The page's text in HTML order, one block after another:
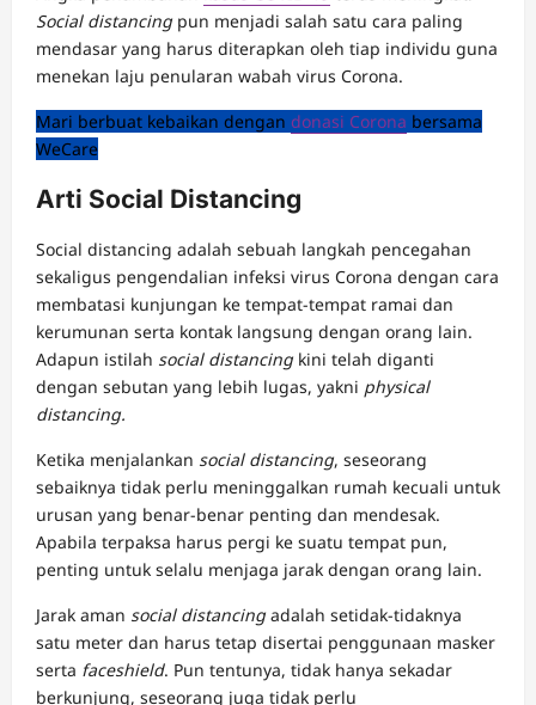
Social distancing pun menjadi salah satu cara paling
mendasar yang harus diterapkan oleh tiap individu guna
menekan laju penularan wabah virus Corona.
Mari berbuat kebaikan dengan donasi Corona bersama
WeCare
Arti Social Distancing
Social distancing adalah sebuah langkah pencegahan
sekaligus pengendalian infeksi virus Corona dengan cara
membatasi kunjungan ke tempat-tempat ramai dan
kerumunan serta kontak langsung dengan orang lain.
Adapun istilah social distancing kini telah diganti
dengan sebutan yang lebih lugas, yakni physical
distancing.
Ketika menjalankan social distancing, seseorang
sebaiknya tidak perlu meninggalkan rumah kecuali untuk
urusan yang benar-benar penting dan mendesak.
Apabila terpaksa harus pergi ke suatu tempat pun,
penting untuk selalu menjaga jarak dengan orang lain.
Jarak aman social distancingadalah setidak-tidaknya
satu meter dan harus tetap disertai penggunaan masker
serta faceshield. Pun tentunya, tidak hanya sekadar
berkunjung, seseorang juga tidak perlu